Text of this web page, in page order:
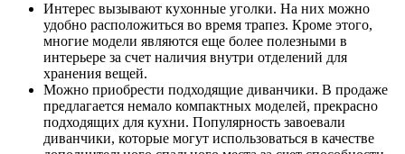
Интерес вызывают кухонные уголки. На них можно
удобно расположиться во время трапез. Кроме этого,
многие модели являются еще более полезными в
интерьере за счет наличия внутри отделений для
хранения вещей.
Можно приобрести подходящие диванчики. В продаже
предлагается немало компактных моделей, прекрасно
подходящих для кухни. Популярность завоевали
диванчики, которые могут использоваться в качестве